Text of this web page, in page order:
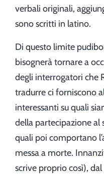
verbali originali,
sono scritti in latino.
Di questo limite
bisognerà tornare a
degli interrogatori che
tradurre ci forniscono
interessanti su quali
della partecipazione al
quali poi comportano
messa a morte.
scrive proprio così),